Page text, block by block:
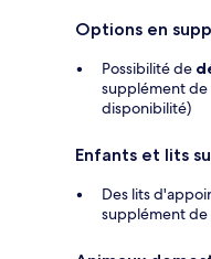
Options en
Possibilité de
supplément de
disponibilité)
Enfants et lits
Des lits
supplément de